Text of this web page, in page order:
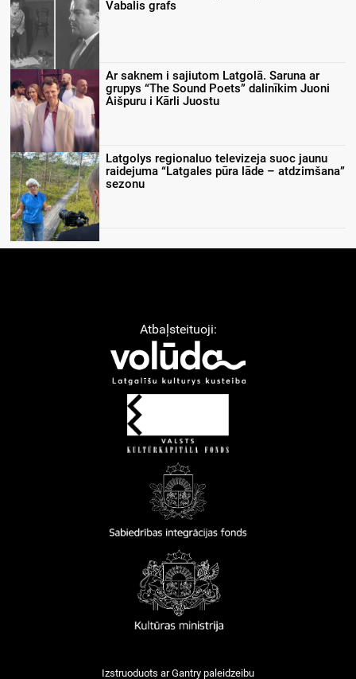
Vabalis grafs
Ar saknem i sajiutom Latgolā. Saruna ar
grupys “The Sound Poets” dalinīkim Juoni
Aišpuru i Kārli Juostu
Latgolys regionaluo televizeja suoc jaunu
raidejuma “Latgales pūra lāde – atdzimšana”
sezonu
Atbaļsteituoji:
Izstruoduots arGantry paleidzeibu